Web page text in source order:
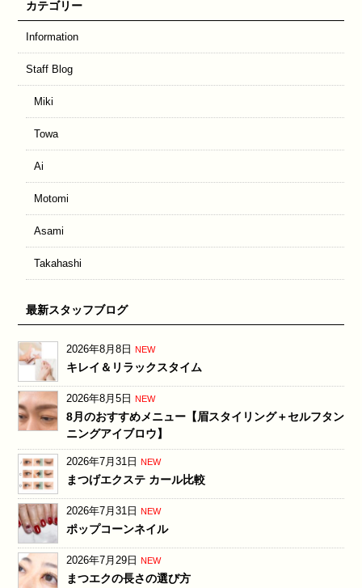
カテゴリー
Information
Staff Blog
Miki
Towa
Ai
Motomi
Asami
Takahashi
最新スタッフブログ
2026年8月8日 NEW
キレイ＆リラックスタイム
2026年8月5日 NEW
8月のおすすめメニュー【眉スタイリング＋セルフタン
ニングアイブロウ】
2026年7月31日 NEW
まつげエクステ カール比較
2026年7月31日 NEW
ポップコーンネイル
2026年7月29日 NEW
まつエクの長さの選び方